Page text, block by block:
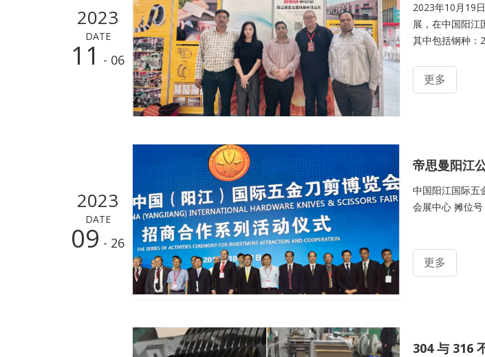
2023
DATE
11 - 06
2023年10月19
展，在中国阳江
其中包括钢种：
泛关注，在交
情、耐心地与参
更多
2023
DATE
09 - 26
中国阳江国际五
会展中心 摊位
更多
304 与 316